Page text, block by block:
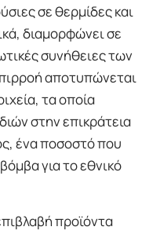
σε θερμίδες και
διαμορφώνει σε
συνήθειες των
αποτυπώνεται
τα οποία
στην επικράτεια
ένα ποσοστό που
για το εθνικό
προϊόντα